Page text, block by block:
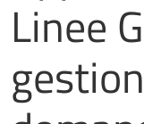
Linee